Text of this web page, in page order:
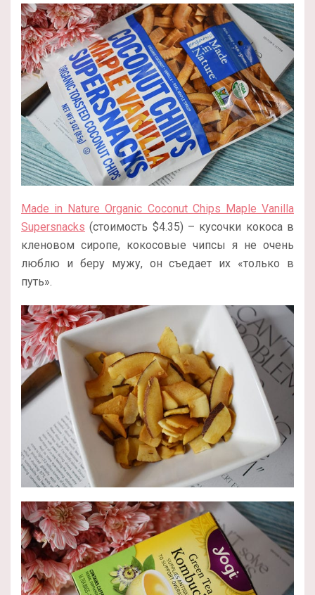
Made in Nature Organic Coconut Chips Maple Vanilla
Supersnacks (стоимость $4.35) – кусочки кокоса в
кленовом сиропе, кокосовые чипсы я не очень
люблю и беру мужу, он съедает их «только в
путь».